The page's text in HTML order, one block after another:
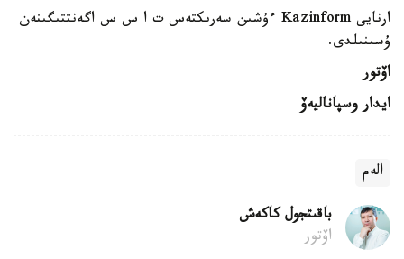
ارنايى Kazinform ءۇشىن سەرىكتەس ت ا س س اگەنتتىگىنەن
ۇسىنىلدى.
اۆتور
ايدار وسپاناليەۆ
الەم
باقىتجول كاكەش
اۆتور